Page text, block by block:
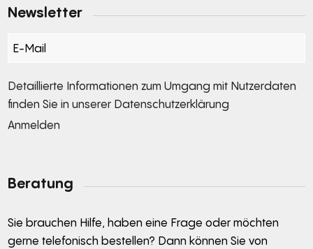
Newsletter
Section
Detaillierte Informationen zum Umgang mit Nutzerdaten
finden Sie in unserer Datenschutzerklärung
Anmelden
Beratung
Sie brauchen Hilfe, haben eine Frage oder möchten
gerne telefonisch bestellen? Dann können Sie von